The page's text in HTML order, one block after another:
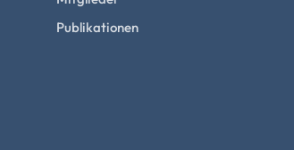
Publikationen